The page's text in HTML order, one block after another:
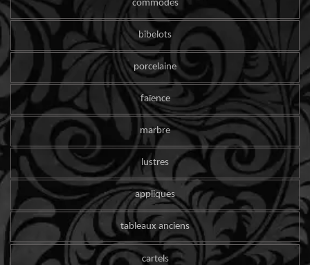
commodes
bibelots
porcelaine
faïence
marbre
lustres
appliques
tableaux anciens
cartels